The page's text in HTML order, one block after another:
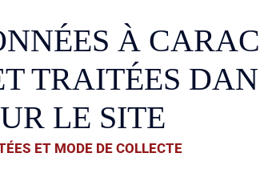
À
TRAITÉES
LE SITE
ET MODE DE COLLECTE